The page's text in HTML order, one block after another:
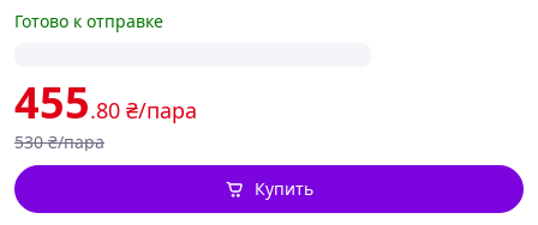
Готово к отправке
455.80 ₴/пара
530 ₴/пара
Купить